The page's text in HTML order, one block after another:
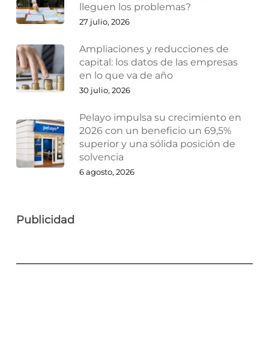
lleguen los problemas?
27 julio, 2026
Ampliaciones y reducciones de
capital: los datos de las empresas
en lo que va de año
30 julio, 2026
Pelayo impulsa su crecimiento en
2026 con un beneficio un 69,5%
superior y una sólida posición de
solvencia
6 agosto, 2026
Publicidad